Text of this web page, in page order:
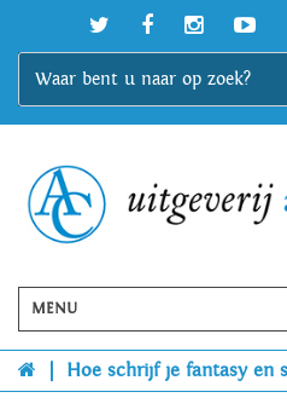
MENU
Hoe schrijf je fantasy en